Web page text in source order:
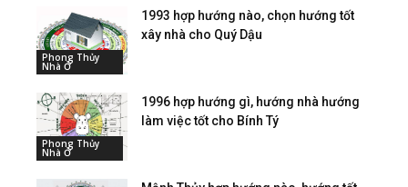
Phong Thủy
Nhà Ở
1993 hợp hướng nào, chọn hướng tốt
xây nhà cho Quý Dậu
Phong Thủy
Nhà Ở
1996 hợp hướng gì, hướng nhà hướng
làm việc tốt cho Bính Tý